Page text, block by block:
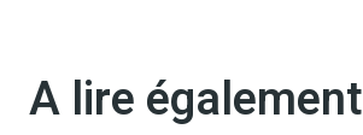
A lire également